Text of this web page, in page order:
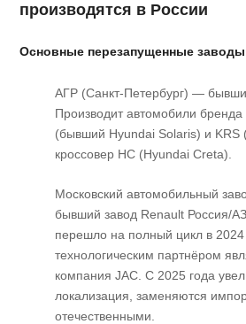
производятся в России
Основные перезапущенные
АГР (Санкт-Петербург) —
Производит автомобили
(бывший Hyundai Solaris) и KRS
кроссовер HC (Hyundai Creta).
Московский автомобильный
бывший завод Renault Россия/
перешло на полный цикл в 2024
технологическим партнёром
компания JAC. С 2025 года
локализация, заменяются
отечественными.